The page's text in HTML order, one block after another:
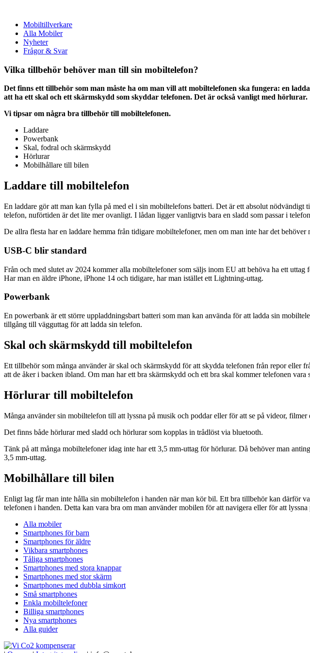
Mobiltillverkare
Alla Mobiler
Nyheter
Frågor & Svar
Vilka tillbehör behöver man till sin mobiltelefon?
Det finns ett tillbehör som man måste ha om man vill att mobiltelefonen ska fungera: en
att ha ett skal och ett skärmskydd som skyddar telefonen. Det är också vanligt med hörlurar.
Vi tipsar om några bra tillbehör till mobiltelefonen.
Laddare
Powerbank
Skal, fodral och skärmskydd
Hörlurar
Mobilhållare till bilen
Laddare till mobiltelefon
En laddare gör att man kan fylla på med el i sin mobiltelefons batteri. Det är ett absolut
telefon, nuförtiden är det lite mer ovanligt. I lådan ligger vanligtvis bara en sladd som passar i
De allra flesta har en laddare hemma från tidigare mobiltelefoner, men om man inte har det
USB-C blir standard
Från och med slutet av 2024 kommer alla mobiltelefoner som säljs inom EU att behöva ha ett
Har man en äldre iPhone, iPhone 14 och tidigare, har man istället ett Lightning-uttag.
Powerbank
En powerbank är ett större uppladdningsbart batteri som man kan använda för att ladda sin
tillgång till vägguttag för att ladda sin telefon.
Skal och skärmskydd till mobiltelefon
Ett tillbehör som många använder är skal och skärmskydd för att skydda telefonen från repor eller
att de åker i backen ibland. Om man har ett bra skärmskydd och ett bra skal kommer telefonen vara
Hörlurar till mobiltelefon
Många använder sin mobiltelefon till att lyssna på musik och poddar eller för att se på videor,
Det finns både hörlurar med sladd och hörlurar som kopplas in trådlöst via bluetooth.
Tänk på att många mobiltelefoner idag inte har ett 3,5 mm-uttag för hörlurar. Då behöver man
3,5 mm-uttag.
Mobilhållare till bilen
Enligt lag får man inte hålla sin mobiltelefon i handen när man kör bil. Ett bra tillbehör kan därför
telefonen i handen. Detta kan vara bra om man använder mobilen för att navigera eller för att
Alla mobiler
Smartphones för barn
Smartphones för äldre
Vikbara smartphones
Tåliga smartphones
Smartphones med stora knappar
Smartphones med stor skärm
Smartphones med dubbla simkort
Små smartphones
Enkla mobiltelefoner
Billiga smartphones
Nya smartphones
Alla guider